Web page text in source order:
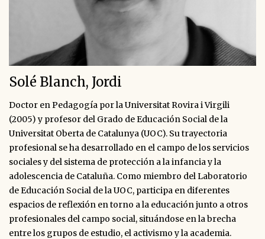
Solé Blanch, Jordi
Doctor en Pedagogía por la Universitat Rovira i Virgili
(2005) y profesor del Grado de Educación Social de la
Universitat Oberta de Catalunya (UOC). Su trayectoria
profesional se ha desarrollado en el campo de los servicios
sociales y del sistema de protección a la infancia y la
adolescencia de Cataluña. Como miembro del Laboratorio
de Educación Social de la UOC, participa en diferentes
espacios de reflexión en torno a la educación junto a otros
profesionales del campo social, situándose en la brecha
entre los grupos de estudio, el activismo y la academia.